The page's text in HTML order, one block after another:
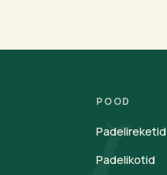
POOD
Padelireketid
Padelikotid